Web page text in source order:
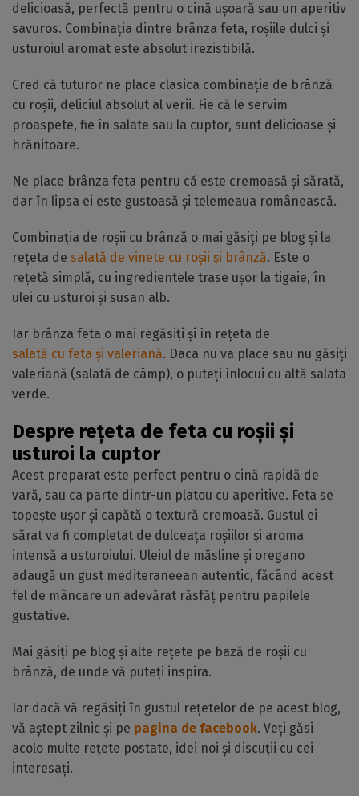
delicioasă, perfectă pentru o cină ușoară sau un aperitiv
savuros. Combinația dintre brânza feta, roșiile dulci și
usturoiul aromat este absolut irezistibilă.
Cred că tuturor ne place clasica combinație de brânză
cu roșii, deliciul absolut al verii. Fie că le servim
proaspete, fie în salate sau la cuptor, sunt delicioase și
hrănitoare.
Ne place brânza feta pentru că este cremoasă și sărată,
dar în lipsa ei este gustoasă și telemeaua românească.
Combinația de roșii cu brânză o mai găsiți pe blog și la
rețeta de salată de vinete cu roșii și brânză. Este o
rețetă simplă, cu ingredientele trase ușor la tigaie, în
ulei cu usturoi și susan alb.
Iar brânza feta o mai regăsiți și în rețeta de
salată cu feta și valeriană. Daca nu va place sau nu găsiți
valeriană (salată de câmp), o puteți înlocui cu altă salata
verde.
Despre rețeta de feta cu roșii și
usturoi la cuptor
Acest preparat este perfect pentru o cină rapidă de
vară, sau ca parte dintr-un platou cu aperitive. Feta se
topește ușor și capătă o textură cremoasă. Gustul ei
sărat va fi completat de dulceața roșiilor și aroma
intensă a usturoiului. Uleiul de măsline și oregano
adaugă un gust mediteraneean autentic, făcând acest
fel de mâncare un adevărat răsfăț pentru papilele
gustative.
Mai găsiți pe blog și alte rețete pe bază de roșii cu
brânză, de unde vă puteți inspira.
Iar dacă vă regăsiți în gustul rețetelor de pe acest blog,
vă aștept zilnic și pe pagina de facebook. Veți găsi
acolo multe rețete postate, idei noi și discuții cu cei
interesați.